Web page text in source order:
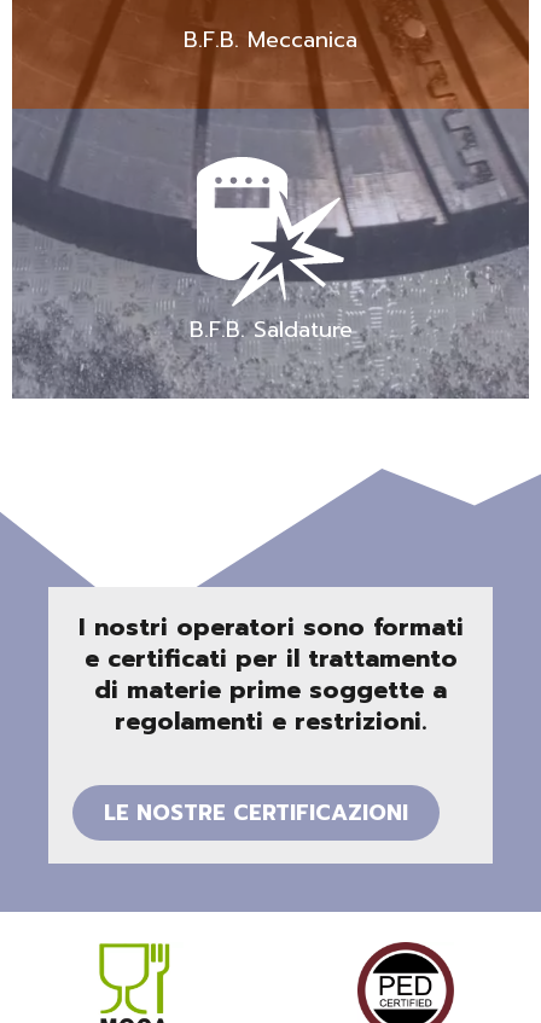
B.F.B. Meccanica
B.F.B. Saldature
I nostri operatori sono formati
e certificati per il trattamento
di materie prime soggette a
regolamenti e restrizioni.
LE NOSTRE CERTIFICAZIONI